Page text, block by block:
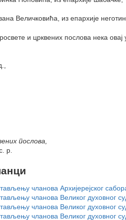
Величковића, из епархије
и црквених послова нека овај
послова,
р.
чланова Архијерејског
чланова Великог духовног
чланова Великог духовног
чланова Великог духовног